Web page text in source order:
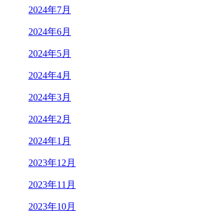
2024年7月
2024年6月
2024年5月
2024年4月
2024年3月
2024年2月
2024年1月
2023年12月
2023年11月
2023年10月